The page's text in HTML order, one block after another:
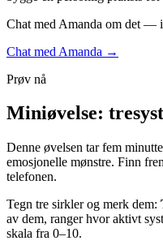
Chat med Amanda om det —
Chat med Amanda →
Prøv nå
Miniøvelse:
Denne øvelsen tar fem
emosjonelle mønstre. Finn
telefonen.
Tegn tre sirkler og merk dem:
av dem, ranger hvor aktivt
skala fra 0–10.